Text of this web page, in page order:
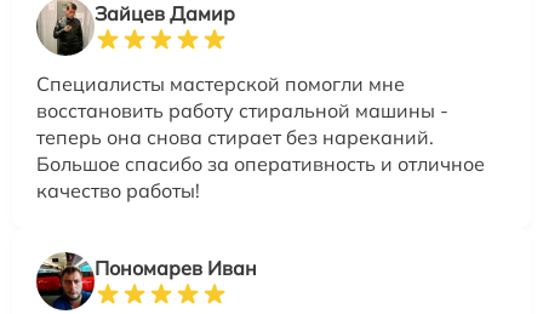
Зайцев Дамир
Специалисты мастерской помогли мне
восстановить работу стиральной машины -
теперь она снова стирает без нареканий.
Большое спасибо за оперативность и отличное
качество работы!
Пономарев Иван